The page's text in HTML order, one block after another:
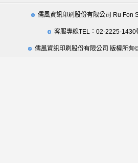
儒風資訊印刷股份有限公司 Ru Fon
客服專線TEL：02-2225-1430
儒風資訊印刷股份有限公司 版權所